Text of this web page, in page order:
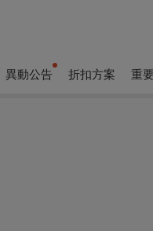
異動公告 折扣方案 重